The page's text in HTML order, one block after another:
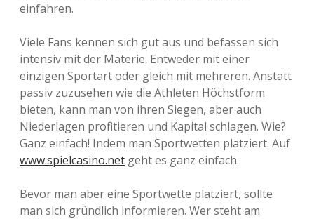
einfahren.
Viele Fans kennen sich gut aus und befassen sich
intensiv mit der Materie. Entweder mit einer
einzigen Sportart oder gleich mit mehreren. Anstatt
passiv zuzusehen wie die Athleten Höchstform
bieten, kann man von ihren Siegen, aber auch
Niederlagen profitieren und Kapital schlagen. Wie?
Ganz einfach! Indem man Sportwetten platziert. Auf
www.spielcasino.net geht es ganz einfach.
Bevor man aber eine Sportwette platziert, sollte
man sich gründlich informieren. Wer steht am